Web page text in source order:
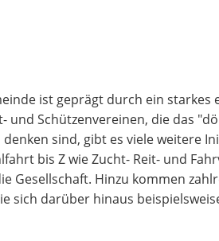
ist geprägt durch ein starkes
und Schützenvereinen, die das
denken sind, gibt es viele weitere
bis Z wie Zucht- Reit- und
Gesellschaft. Hinzu kommen
sich darüber hinaus